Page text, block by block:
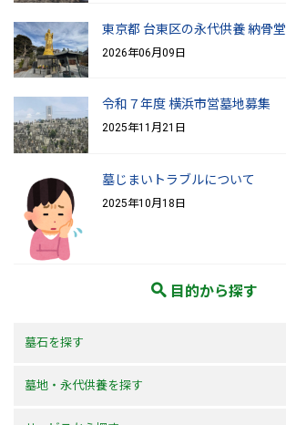
東京都 台東区の永代供養 納骨堂
2026年06月09日
令和７年度 横浜市営墓地募集
2025年11月21日
墓じまいトラブルについて
2025年10月18日
目的から探す
墓石を探す
和型墓石
墓地・永代供養を探す